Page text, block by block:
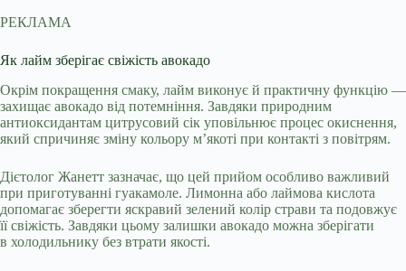
РЕКЛАМА
Як лайм зберігає свіжість авокадо
Окрім покращення смаку, лайм виконує й практичну функцію —
захищає авокадо від потемніння. Завдяки природним
антиоксидантам цитрусовий сік уповільнює процес окиснення,
який спричиняє зміну кольору м’якоті при контакті з повітрям.
Дієтолог Жанетт зазначає, що цей прийом особливо важливий
при приготуванні гуакамоле. Лимонна або лаймова кислота
допомагає зберегти яскравий зелений колір страви та подовжує
її свіжість. Завдяки цьому залишки авокадо можна зберігати
в холодильнику без втрати якості.